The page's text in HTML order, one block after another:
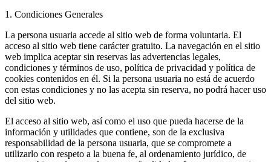
1. Condiciones Generales
La persona usuaria accede al sitio web de forma voluntaria. El
acceso al sitio web tiene carácter gratuito. La navegación en el sitio
web implica aceptar sin reservas las advertencias legales,
condiciones y términos de uso, política de privacidad y política de
cookies contenidos en él. Si la persona usuaria no está de acuerdo
con estas condiciones y no las acepta sin reserva, no podrá hacer uso
del sitio web.
El acceso al sitio web, así como el uso que pueda hacerse de la
información y utilidades que contiene, son de la exclusiva
responsabilidad de la persona usuaria, que se compromete a
utilizarlo con respeto a la buena fe, al ordenamiento jurídico, de